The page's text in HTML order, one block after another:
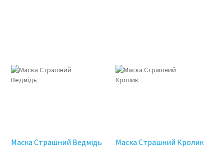
Маска Страшний Ведмідь Маска Страшний Кролик